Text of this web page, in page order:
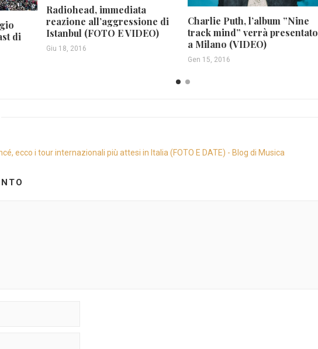
di
Radiohead, immediata
reazione all’aggressione di
Istanbul (FOTO E VIDEO)
Giu 18, 2016
Charlie Puth, l’album ”Nine
track mind” verrà presentato
a Milano (VIDEO)
Gen 15, 2016
ecco i tour internazionali più attesi in Italia (FOTO E DATE) - Blog di Musica